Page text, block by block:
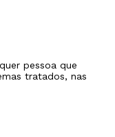
pessoa que
tratados, nas